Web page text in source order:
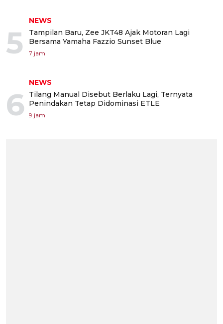
5
NEWS
Tampilan Baru, Zee JKT48 Ajak Motoran Lagi
Bersama Yamaha Fazzio Sunset Blue
7 jam
6
NEWS
Tilang Manual Disebut Berlaku Lagi, Ternyata
Penindakan Tetap Didominasi ETLE
9 jam